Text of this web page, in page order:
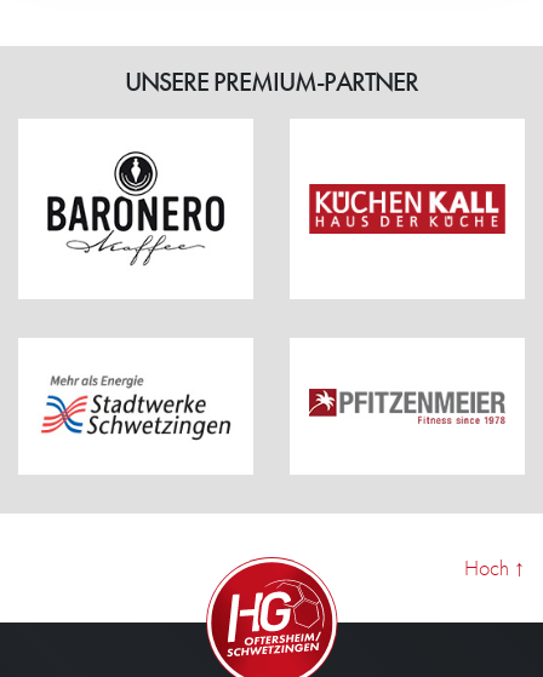
UNSERE PREMIUM-PARTNER
Hoch ↑